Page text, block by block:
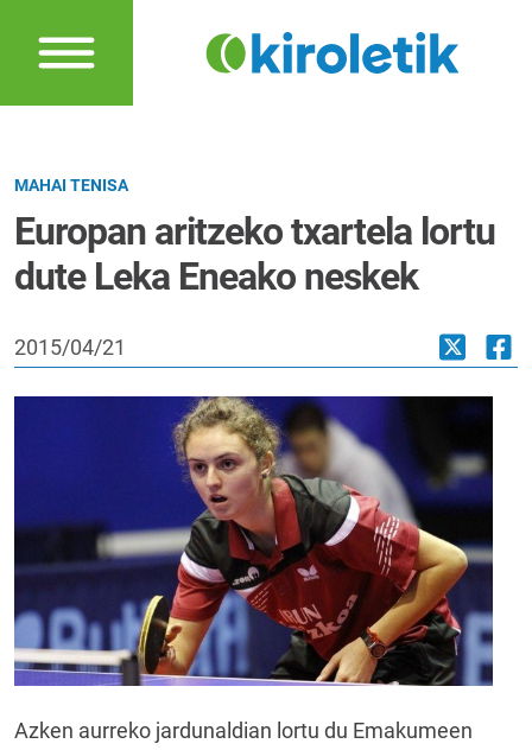
MAHAI TENISA
Europan aritzeko txartela lortu
dute Leka Eneako neskek
2015/04/21
Azken aurreko jardunaldian lortu du Emakumeen